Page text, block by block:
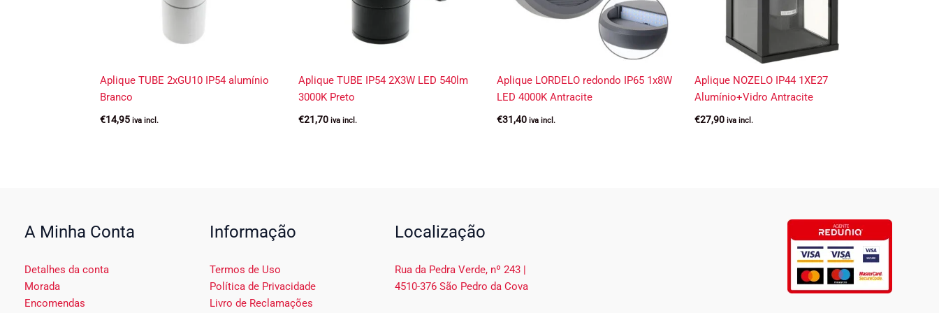
Aplique TUBE 2xGU10 IP54 alumínio
Branco
€14,95 iva incl.
Aplique TUBE IP54 2X3W LED 540lm
3000K Preto
€21,70 iva incl.
Aplique LORDELO redondo IP65 1x8W
LED 4000K Antracite
€31,40 iva incl.
Aplique NOZELO IP44 1XE27
Alumínio+Vidro Antracite
€27,90 iva incl.
A Minha Conta
Detalhes da conta
Morada
Encomendas
Informação
Termos de Uso
Política de Privacidade
Livro de Reclamações
Localização
Rua da Pedra Verde, nº 243 |
4510-376 São Pedro da Cova